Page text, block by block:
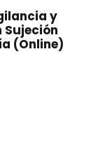
y
Sujeción
(Online)